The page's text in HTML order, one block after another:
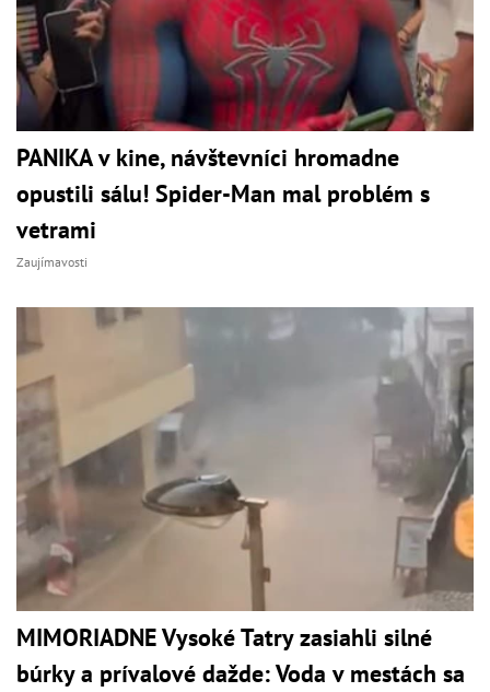
PANIKA v kine, návštevníci hromadne
opustili sálu! Spider-Man mal problém s
vetrami
Zaujímavosti
MIMORIADNE Vysoké Tatry zasiahli silné
búrky a prívalové dažde: Voda v mestách sa